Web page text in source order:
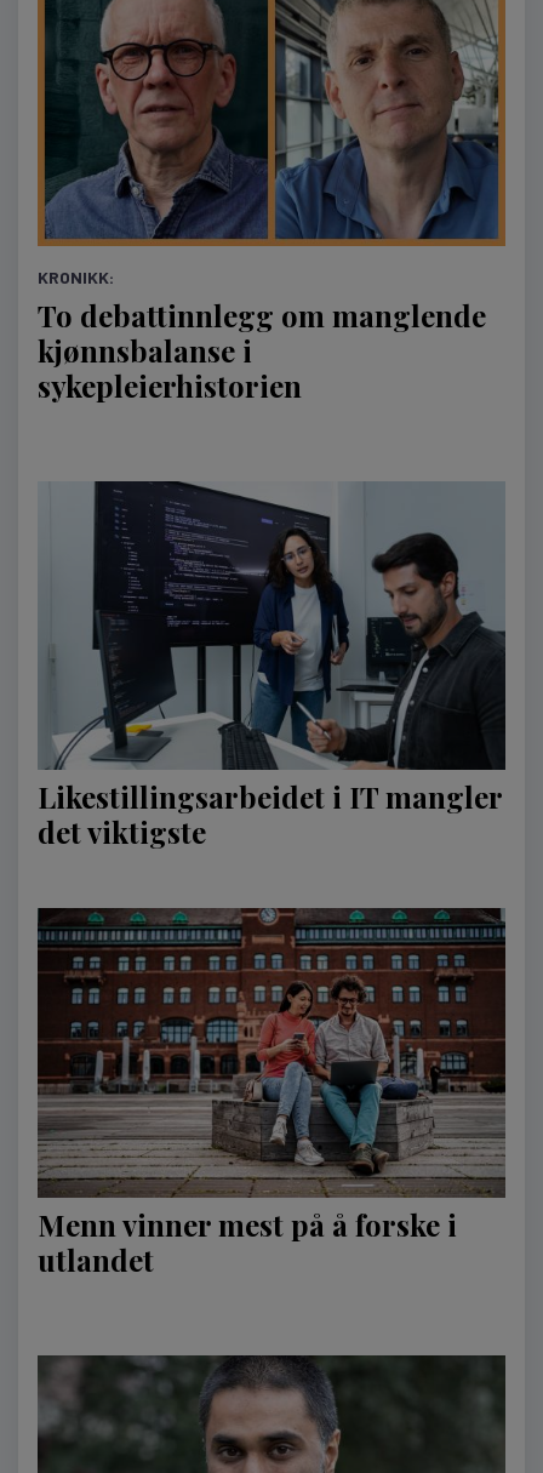
KRONIKK:
To debattinnlegg om manglende
kjønnsbalanse i
sykepleierhistorien
Likestillingsarbeidet i IT mangler
det viktigste
Menn vinner mest på å forske i
utlandet